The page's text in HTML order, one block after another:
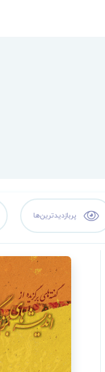
پربازدیدترین‌ها